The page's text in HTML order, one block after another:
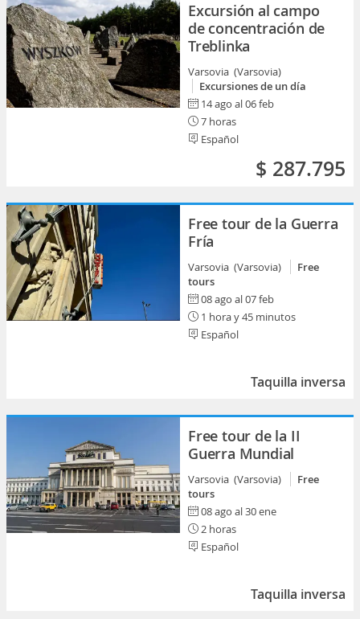
Excursión al campo
de concentración de
Treblinka
Varsovia (Varsovia)
Excursiones de un día
14 ago al 06 feb
7 horas
Español
$ 287.795
Free tour de la Guerra
Fría
Varsovia (Varsovia)
Free
tours
08 ago al 07 feb
1 hora y 45 minutos
Español
Taquilla inversa
Free tour de la II
Guerra Mundial
Varsovia (Varsovia)
Free
tours
08 ago al 30 ene
2 horas
Español
Taquilla inversa